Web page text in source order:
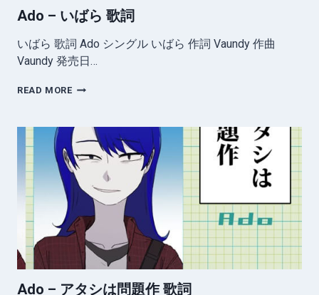
Ado – いばら 歌詞
いばら 歌詞 Ado シングル いばら 作詞 Vaundy 作曲
Vaundy 発売日…
READ MOREADO
ば
ら
歌
詞
Ado – アタシは問題作 歌詞